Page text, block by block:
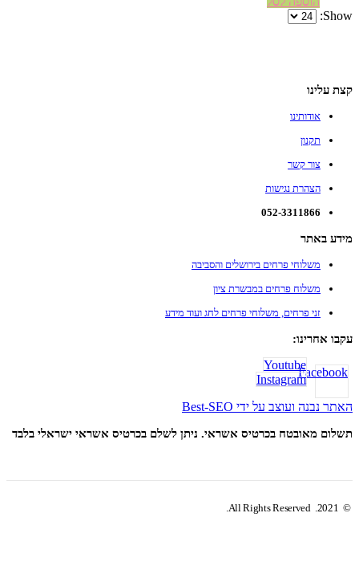
Show:
קצת עלינו
אודותינו
תקנון
צור קשר
הצהרת נגישות
052-3311866
מידע באתר
משלוחי פרחים בירושלים והסביבה
משלוח פרחים במבשרת ציון
זני פרחים, משלוחי פרחים לחג ועוד מידע
עקבו אחרינו:
Facebook
Youtube
Instagram
האתר נבנה ועוצב על ידי Best-SEO
תשלום מאובטח בכרטיס אשראי. ניתן לשלם בכרטיס אשראי ישראלי בלבד
© 2021. All Rights Reserved.